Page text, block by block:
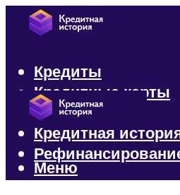
Кредиты
Кредитные карты
Микрозаймы
Кредитная
Меню